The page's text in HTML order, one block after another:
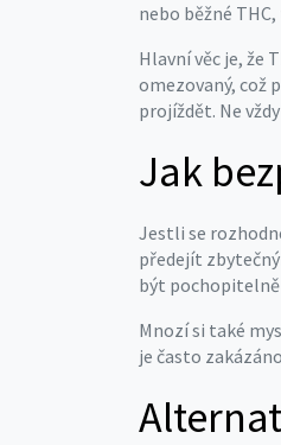
nebo běžné
Hlavní věc je, že
omezovaný, což
projíždět. Ne
Jak
Jestli se
předejít
být pochopitelně
Mnozí si také
je často